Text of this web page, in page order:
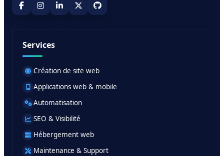
Services
Création de site web
Applications web & mobile
Automatisation
SEO & Visibilité
Hébergement web
Maintenance & Support